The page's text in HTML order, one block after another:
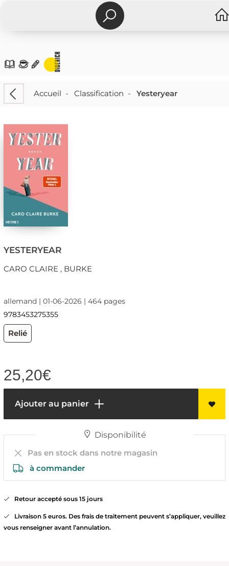
Accueil - Classification - Yesteryear
YESTERYEAR
CARO CLAIRE , BURKE
allemand | 01-06-2026 | 464 pages
9783453275355
Relié
25,20€
Ajouter au panier
Disponibilité
Pas en stock dans notre magasin
à commander
Retour accepté sous 15 jours
Livraison 5 euros. Des frais de traitement peuvent s’appliquer, veuillez
vous renseigner avant l’annulation.